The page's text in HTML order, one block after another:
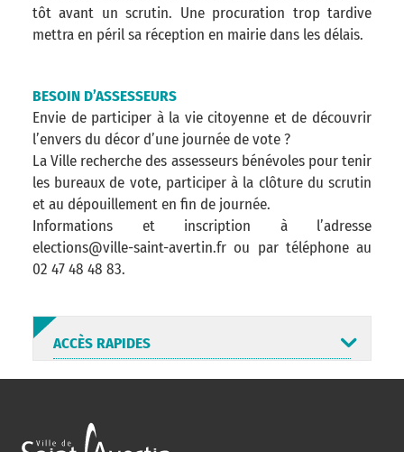
tôt avant un scrutin. Une procuration trop tardive
mettra en péril sa réception en mairie dans les délais.
BESOIN D’ASSESSEURS
Envie de participer à la vie citoyenne et de découvrir
l’envers du décor d’une journée de vote ?
La Ville recherche des assesseurs bénévoles pour tenir
les bureaux de vote, participer à la clôture du scrutin
et au dépouillement en fin de journée.
Informations et inscription à l’adresse
elections@ville-saint-avertin.fr ou par téléphone au
02 47 48 48 83.
ACCÈS RAPIDES